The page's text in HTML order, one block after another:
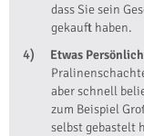
dass Sie sein
gekauft haben.
Etwas
aber schnell
zum Beispiel
selbst gebastelt